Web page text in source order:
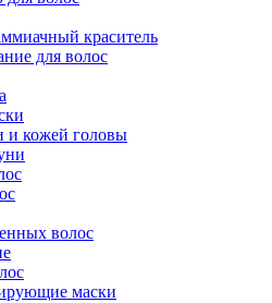
краситель
для волос
и кожей головы
волос
маски